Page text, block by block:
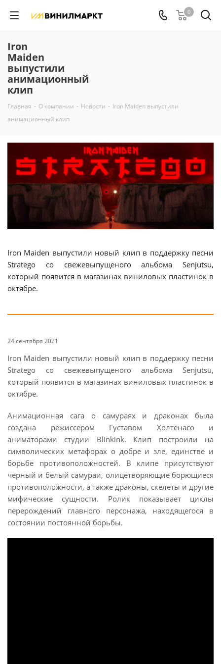
0
Iron
Maiden
выпустили
анимационный
клип
Главная - О компании - Новости - Iron Maiden выпустили
анимационный клип
Iron Maiden выпустили новый клип в поддержку песни
Stratego со свежевыпущеного альбома Senjutsu,
который появится в магазинах виниловых пластинок в
октябре.
24 сентября 2021
Iron Maiden выпустили новый клип в поддержку песни
Stratego со свежевыпущеного альбома Senjutsu,
который появится в магазинах виниловых пластинок в
октябре.
Анимационная сага о самураях и драконах была
создана режиссером Густавом Холтенасо и
аниматорами студии Blinkink. Клип построили на
символических метафорах о добре и зле, единстве и
борьбе противоположностей. В клипе присутствуют
черный и белый самураи, олицетворяющие борющиеся
противоположности, а также драконы, скелеты и другие
мифические сущности. Ролик показывает циклы
перерождений главного персонажа, находящегося в
состоянии постоянной борьбы.